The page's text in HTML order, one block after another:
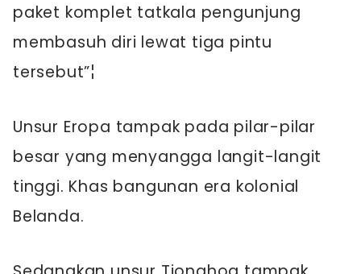
paket komplet tatkala pengunjung
membasuh diri lewat tiga pintu
tersebut”¦
Unsur Eropa tampak pada pilar-pilar
besar yang menyangga langit-langit
tinggi. Khas bangunan era kolonial
Belanda.